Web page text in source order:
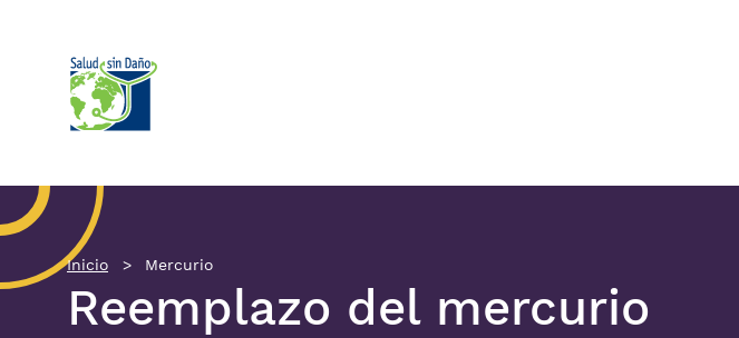
Inicio Mercurio
Reemplazo del mercurio